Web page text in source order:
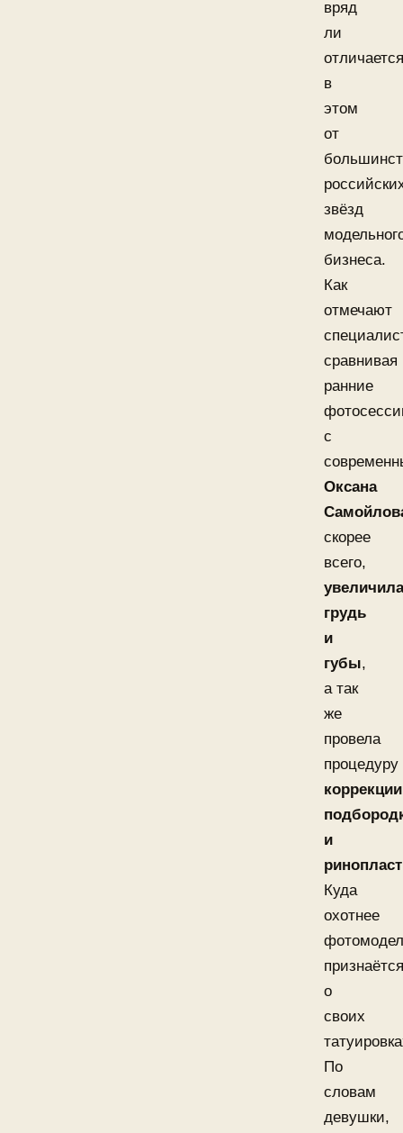
вряд
ли
отличается
в
этом
от
звёзд
бизнеса.
Как
отмечают
сравнивая
ранние
с
Оксана
скорее
всего,
увеличила
грудь
и
губы,
а так
же
провела
процедуру
коррекции
и
Куда
охотнее
признаётся
о
своих
По
словам
девушки,